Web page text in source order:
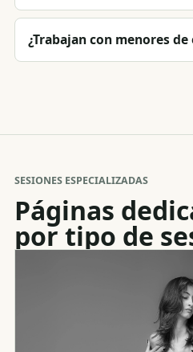
¿Trabajan con menores
SESIONES ESPECIALIZADAS
Páginas
por tipo de